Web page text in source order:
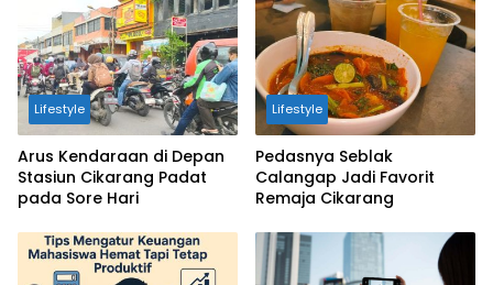
Lifestyle
Arus Kendaraan di Depan
Stasiun Cikarang Padat
pada Sore Hari
Lifestyle
Pedasnya Seblak
Calangap Jadi Favorit
Remaja Cikarang